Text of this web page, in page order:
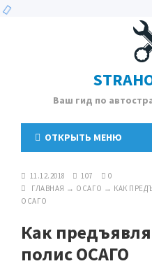
Ваш гид по
ОТКРЫТЬ МЕНЮ
11.12.2018 107
0
ГЛАВНАЯ → ОСАГО → КАК
ОСАГО
Как
полис ОСАГО